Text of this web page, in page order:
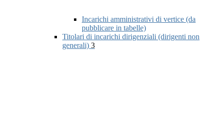
Incarichi amministrativi di vertice (da
pubblicare in tabelle)
Titolari di incarichi dirigenziali (dirigenti non
generali) 3